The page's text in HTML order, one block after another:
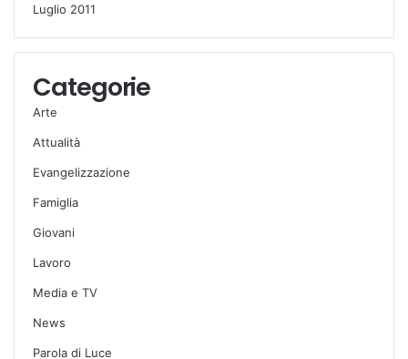
Luglio 2011
Categorie
Arte
Attualità
Evangelizzazione
Famiglia
Giovani
Lavoro
Media e TV
News
Parola di Luce